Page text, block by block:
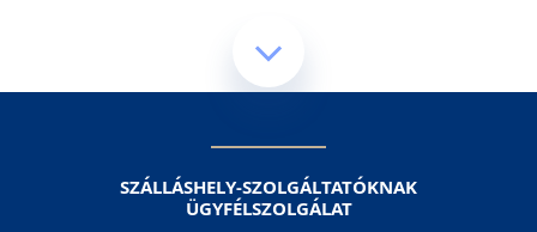
SZÁLLÁSHELY-SZOLGÁLTATÓKNAK
ÜGYFÉLSZOLGÁLAT